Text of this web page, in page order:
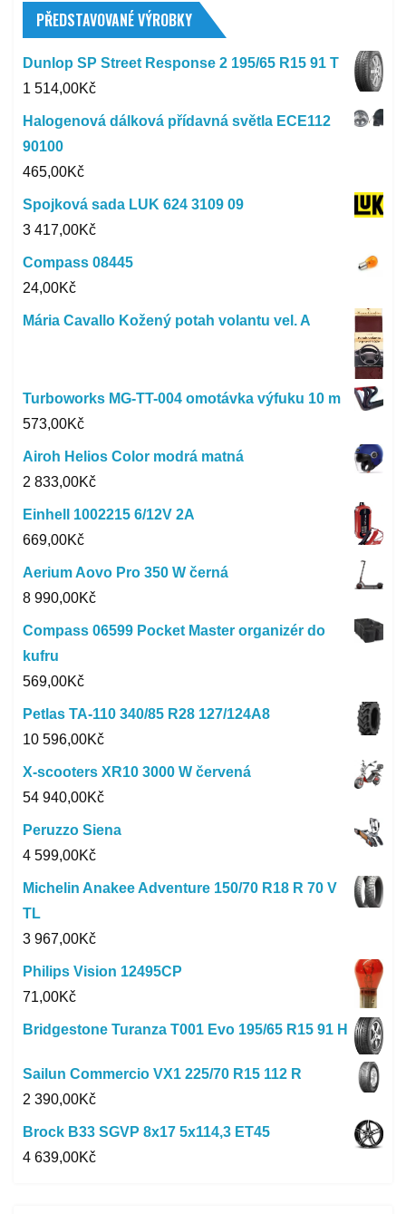
PŘEDSTAVOVANÉ VÝROBKY
Dunlop SP Street Response 2 195/65 R15 91 T
1 514,00Kč
Halogenová dálková přídavná světla ECE112
90100
465,00Kč
Spojková sada LUK 624 3109 09
3 417,00Kč
Compass 08445
24,00Kč
Mária Cavallo Kožený potah volantu vel. A
Turboworks MG-TT-004 omotávka výfuku 10 m
573,00Kč
Airoh Helios Color modrá matná
2 833,00Kč
Einhell 1002215 6/12V 2A
669,00Kč
Aerium Aovo Pro 350 W černá
8 990,00Kč
Compass 06599 Pocket Master organizér do
kufru
569,00Kč
Petlas TA-110 340/85 R28 127/124A8
10 596,00Kč
X-scooters XR10 3000 W červená
54 940,00Kč
Peruzzo Siena
4 599,00Kč
Michelin Anakee Adventure 150/70 R18 R 70 V
TL
3 967,00Kč
Philips Vision 12495CP
71,00Kč
Bridgestone Turanza T001 Evo 195/65 R15 91 H
Sailun Commercio VX1 225/70 R15 112 R
2 390,00Kč
Brock B33 SGVP 8x17 5x114,3 ET45
4 639,00Kč